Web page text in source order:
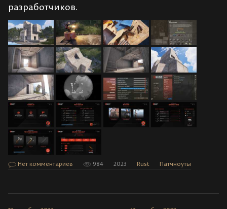
разработчиков.
Нет комментариев 984 2023 Rust Патчноуты